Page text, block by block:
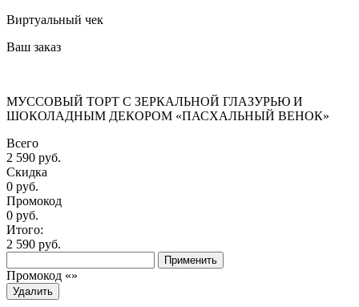
Виртуальный чек
Ваш заказ
МУССОВЫЙ ТОРТ С ЗЕРКАЛЬНОЙ ГЛАЗУРЬЮ И
ШОКОЛАДНЫМ ДЕКОРОМ «ПАСХАЛЬНЫЙ ВЕНОК»
Всего
2 590 руб.
Скидка
0 руб.
Промокод
0 руб.
Итого:
2 590 руб.
Применить
Промокод «»
Удалить